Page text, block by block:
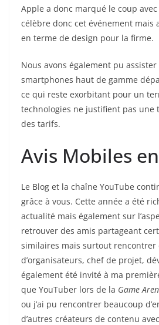
Apple a donc marqué le coup avec
célèbre donc cet événement mais
en terme de design pour la firme.
Nous avons également pu
smartphones haut de gamme
ce qui reste exorbitant pour un
technologies ne justifient pas une
des tarifs.
Avis Mobiles
Le Blog et la chaîne YouTube
grâce à vous. Cette année a été
actualité mais également sur
retrouver des amis partageant
similaires mais surtout rencontrer
d’organisateurs, chef de projet,
également été invité à ma
que YouTuber lors de la Game
ou j’ai pu rencontrer beaucoup
d’autres créateurs de contenu